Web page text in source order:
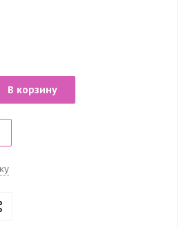
В корзину